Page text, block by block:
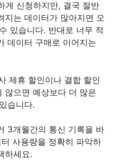
게 신청하지만, 결국 절반
지는 데이터가 많아지면 오
있습니다. 반대로 너무 적
데이터 구매로 이어지는
제휴 할인이나 결합 할인
않으면 예상보다 더 많은
습니다.
3개월간의 통신 기록을 바
사용량을 정확히 파악하
하세요.